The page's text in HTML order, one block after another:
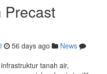
Precast
56 days ago
News
tanah air,